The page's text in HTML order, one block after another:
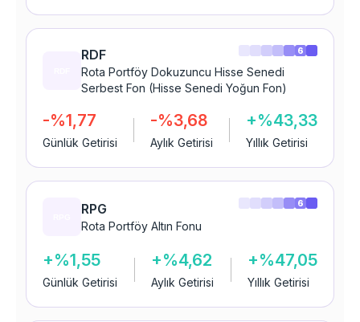
RDF
Rota Portföy Dokuzuncu Hisse Senedi
Serbest Fon (Hisse Senedi Yoğun Fon)
-%1,77
Günlük Getirisi
-%3,68
Aylık Getirisi
+%43,33
Yıllık Getirisi
6
RPG
Rota Portföy Altın Fonu
+%1,55
Günlük Getirisi
+%4,62
Aylık Getirisi
+%47,05
Yıllık Getirisi
6